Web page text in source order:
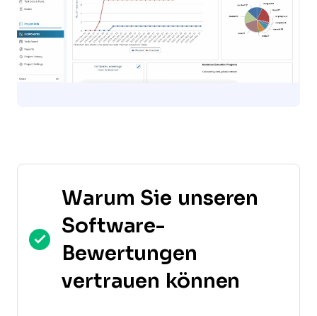
Warum Sie unseren
Software-
Bewertungen
vertrauen können